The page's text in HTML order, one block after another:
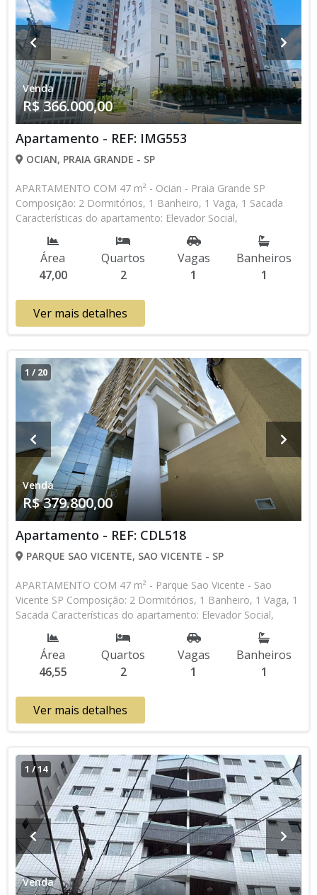
Venda
R$ 366.000,00
Apartamento - REF: IMG553
OCIAN, PRAIA GRANDE - SP
APARTAMENTO COM 47 m² - Ocian - Praia Grande SP
Composição: 2 Dormitórios, 1 Banheiro, 1 Vaga, 1 Sacada
Características do apartamento: Elevador Social,
Acessibilidade, Portaria 24h, Interfone, Gás Encanado,
Churrasqueira Aceita Financiamento Bancário Aceita
Financiamento Direto com a Construtora Entrada de R$
194.000,00 60 Parcelas Mensais de R$ 3.166,67 R$ 384.000,00
alterados sem prévio aviso. Favor verificar entrando em
contato com nossa equipe
Área
47,00
Quartos
2
Vagas
1
Banheiros
1
Ver mais detalhes
1 / 20
Venda
R$ 379.800,00
Apartamento - REF: CDL518
PARQUE SAO VICENTE, SAO VICENTE - SP
APARTAMENTO COM 47 m² - Parque Sao Vicente - Sao
Vicente SP Composição: 2 Dormitórios, 1 Banheiro, 1 Vaga, 1
Sacada Características do apartamento: Elevador Social,
Elevador de Serviço, Acessibilidade, Portão Automático,
Interfone, Água Individual, Piscina, Salão de Jogos, Salão de
Festas, Espaço Kids, Espaço Gourmet, Academia,
Churrasqueira Aceita Financiamento Bancário Lançamento,
alterados sem prévio aviso. Favor verificar entrando em
contato com nossa equipe
Área
46,55
Quartos
2
Vagas
1
Banheiros
1
Ver mais detalhes
1 /14
Venda